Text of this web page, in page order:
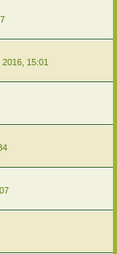
15:01